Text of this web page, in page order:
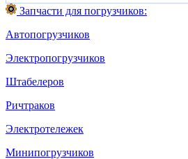
Запчасти для погрузчиков:
Автопогрузчиков
Электропогрузчиков
Штабелеров
Ричтраков
Электротележек
Минипогрузчиков